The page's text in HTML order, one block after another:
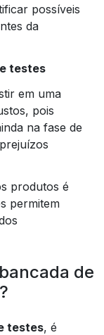
possíveis
da
testes
em uma
pois
na fase de
produtos é
permitem
de
testes, é